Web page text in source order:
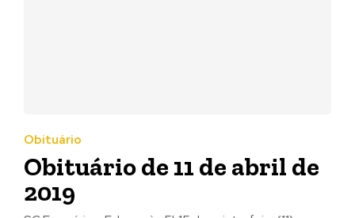
Obituário
Obituário de 11 de abril de
2019